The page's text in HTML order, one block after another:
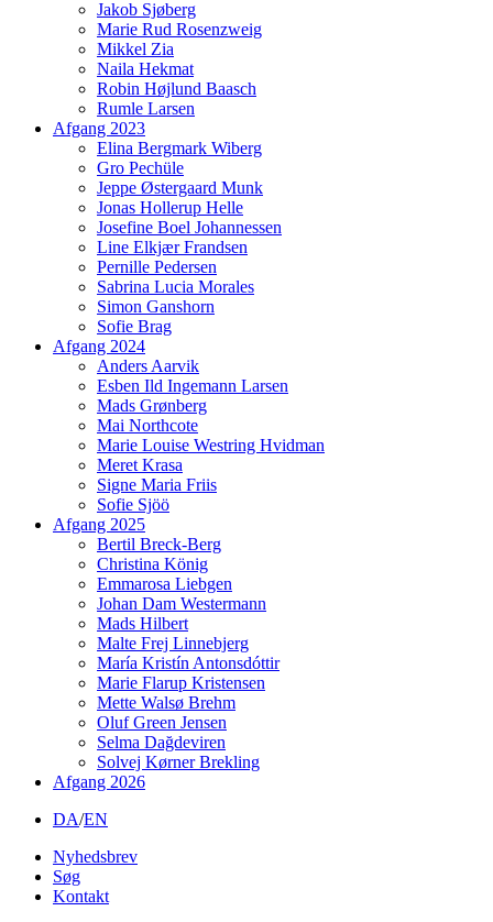
Jakob Sjøberg
Marie Rud Rosenzweig
Mikkel Zia
Naila Hekmat
Robin Højlund Baasch
Rumle Larsen
Afgang 2023
Elina Bergmark Wiberg
Gro Pechüle
Jeppe Østergaard Munk
Jonas Hollerup Helle
Josefine Boel Johannessen
Line Elkjær Frandsen
Pernille Pedersen
Sabrina Lucia Morales
Simon Ganshorn
Sofie Brag
Afgang 2024
Anders Aarvik
Esben Ild Ingemann Larsen
Mads Grønberg
Mai Northcote
Marie Louise Westring Hvidman
Meret Krasa
Signe Maria Friis
Sofie Sjöö
Afgang 2025
Bertil Breck-Berg
Christina König
Emmarosa Liebgen
Johan Dam Westermann
Mads Hilbert
Malte Frej Linnebjerg
María Kristín Antonsdóttir
Marie Flarup Kristensen
Mette Walsø Brehm
Oluf Green Jensen
Selma Dağdeviren
Solvej Kørner Brekling
Afgang 2026
DA/EN
Nyhedsbrev
Søg
Kontakt